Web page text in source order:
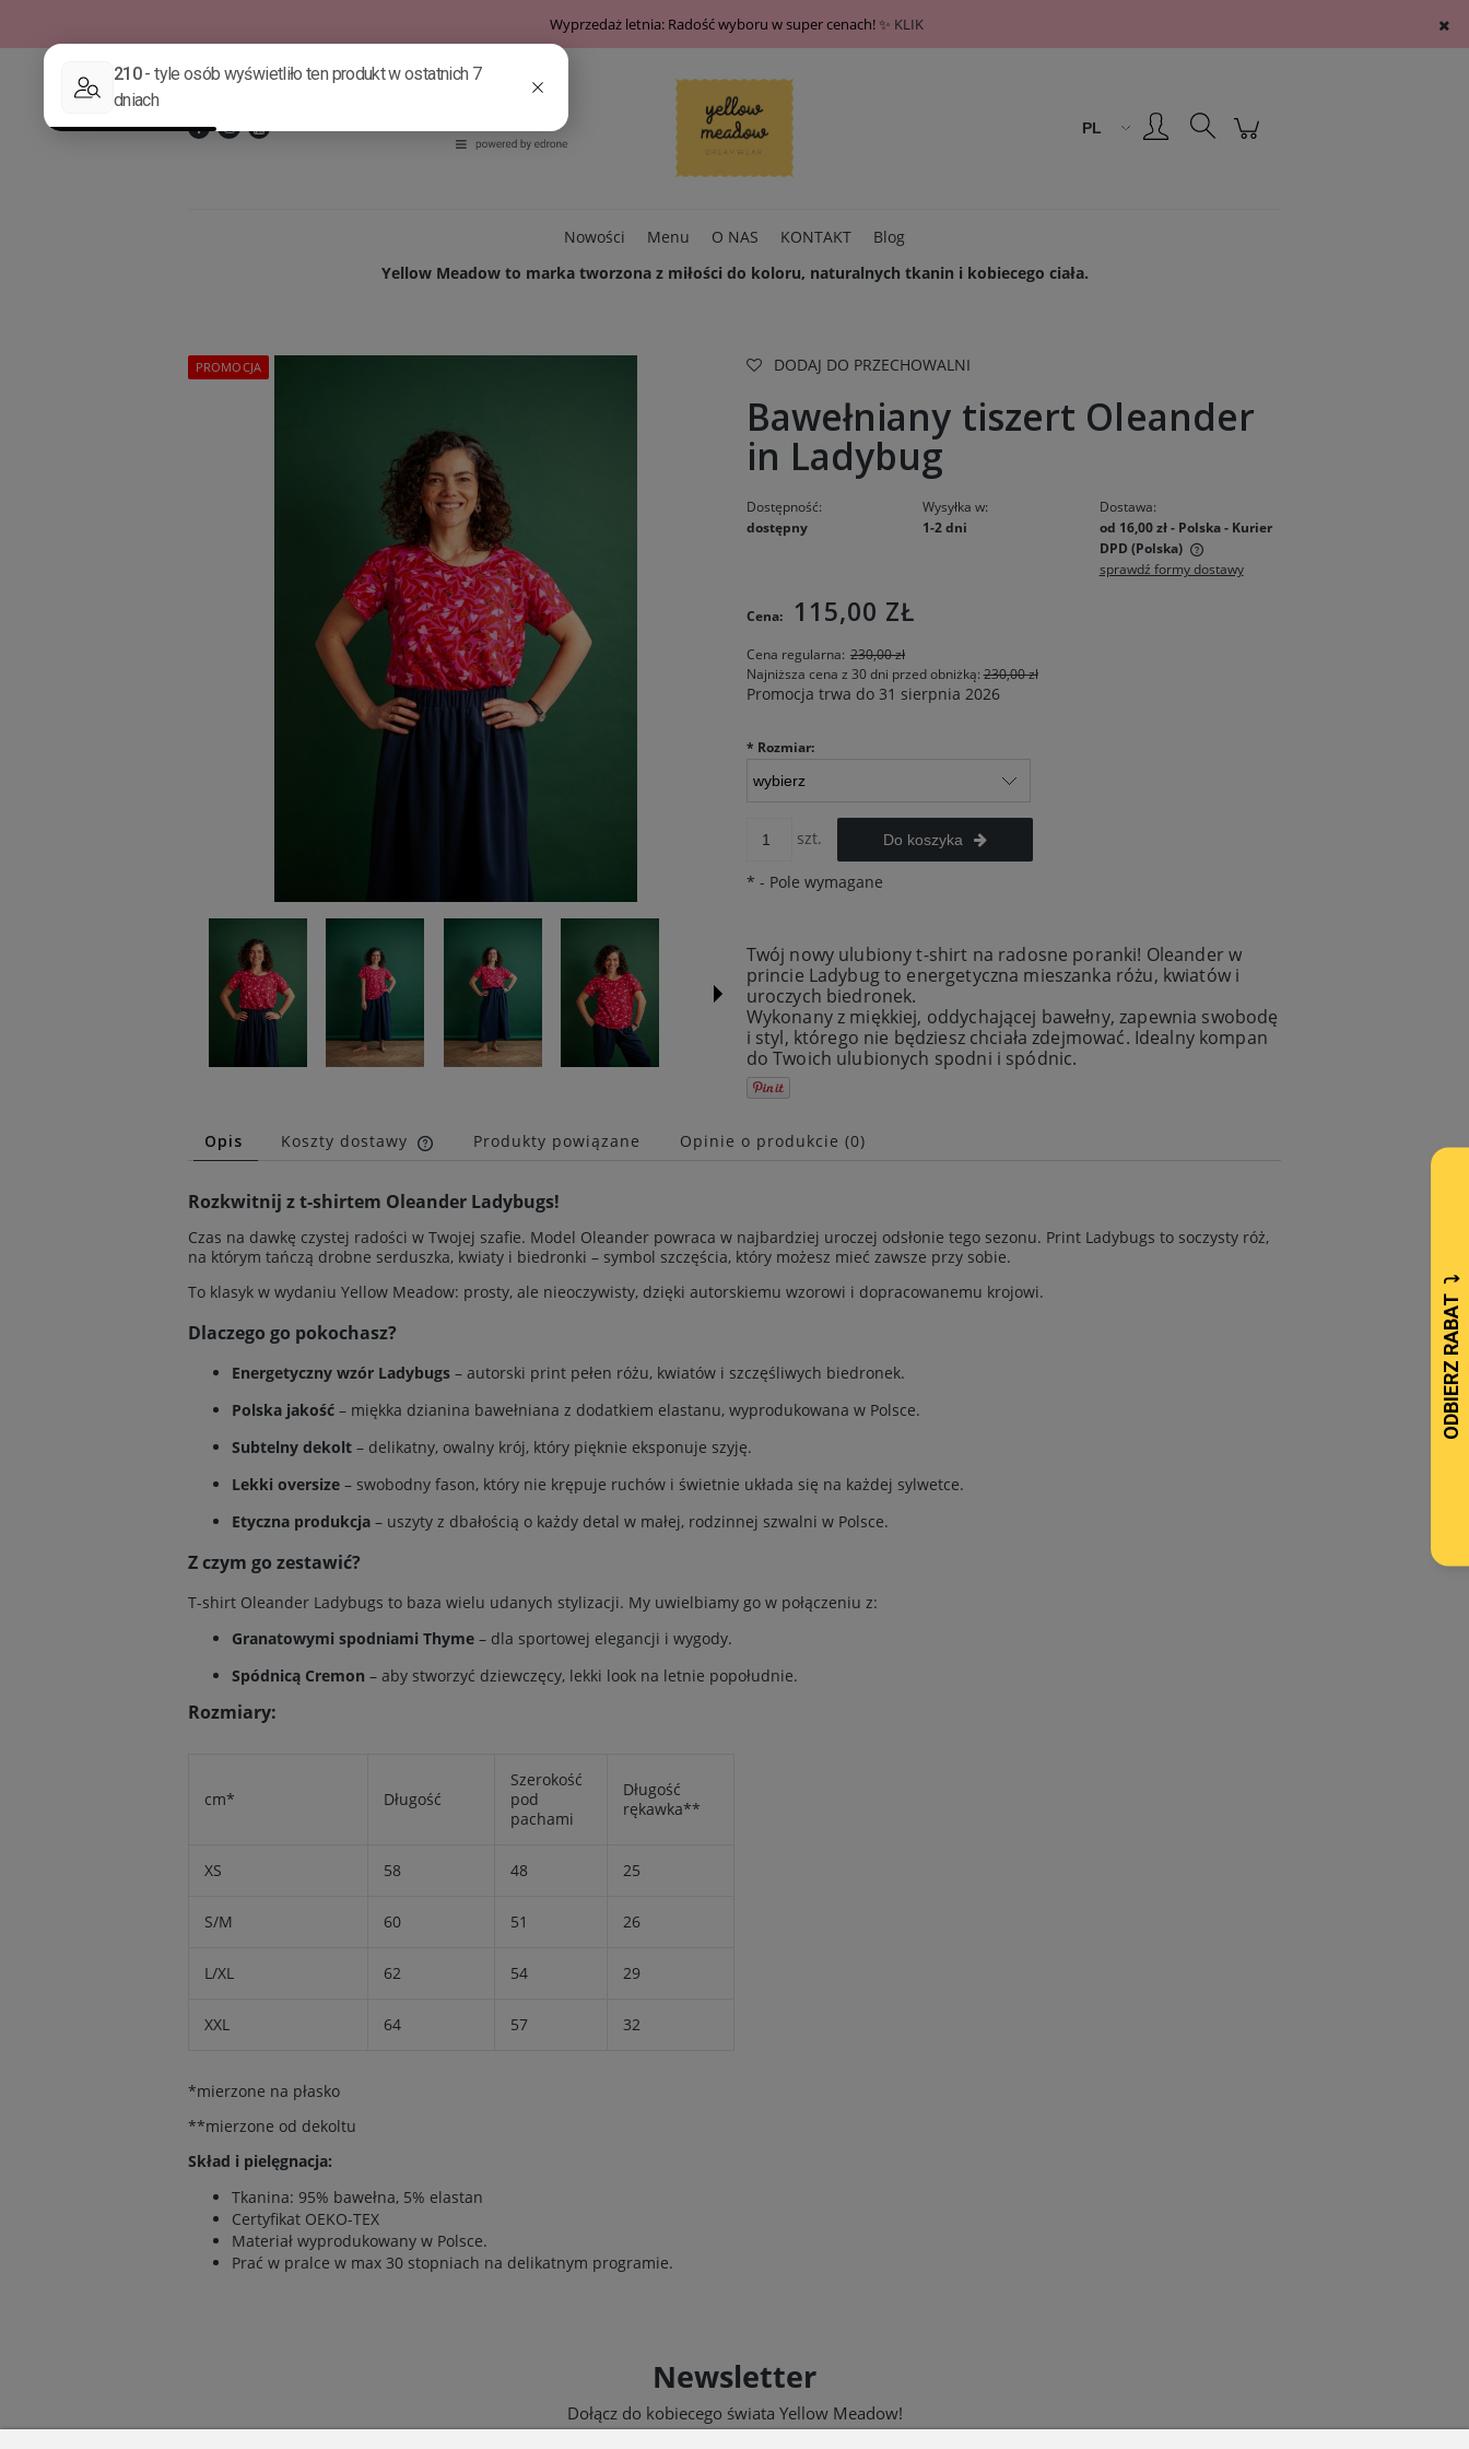
Wyprzedaż letnia: Radość wyboru w super cenach! ✨ KLIK
Nowości Menu O NAS KONTAKT
Blog
Yellow Meadow to marka tworzona z miłości do koloru, naturalnych tkanin i kobiecego ciała.
PROMOCJA DODAJ DO PRZECHOWALNI
Bawełniany tiszert Oleander
in Ladybug
Dostępność:
dostępny
Wysyłka w:
1-2 dni
Dostawa:
od 16,00 zł - Polska - Kurier
DPD (Polska)
kosztów płatności
sprawdź formy dostawy
Cena: 115,00 ZŁ
Cena regularna: 230,00 zł
Najniższa cena z 30 dni przed obniżką:230,00 zł
Promocja trwa do 31 sierpnia 2026
* Rozmiar:
szt. Do koszyka
* - Pole wymagane
Twój nowy ulubiony t-shirt na radosne poranki! Oleander w
princie Ladybug to energetyczna mieszanka różu, kwiatów i
uroczych biedronek.
Wykonany z miękkiej, oddychającej bawełny, zapewnia swobodę
i styl, którego nie będziesz chciała zdejmować. Idealny kompan
do Twoich ulubionych spodni i spódnic.
Opis Koszty dostawy
Cena nie zawiera ewentualnych
kosztów płatności
Produkty powiązane Opinie o produkcie (0)
Rozkwitnij z t-shirtem Oleander Ladybugs!
Czas na dawkę czystej radości w Twojej szafie. Model Oleander powraca w najbardziej uroczej odsłonie tego sezonu. Print Ladybugs to soczysty róż,
na którym tańczą drobne serduszka, kwiaty i biedronki – symbol szczęścia, który możesz mieć zawsze przy sobie.
To klasyk w wydaniu Yellow Meadow: prosty, ale nieoczywisty, dzięki autorskiemu wzorowi i dopracowanemu krojowi.
Dlaczego go pokochasz?
Energetyczny wzór Ladybugs – autorski print pełen różu, kwiatów i szczęśliwych biedronek.
Polska jakość – miękka dzianina bawełniana z dodatkiem elastanu, wyprodukowana w Polsce.
Subtelny dekolt – delikatny, owalny krój, który pięknie eksponuje szyję.
Lekki oversize – swobodny fason, który nie krępuje ruchów i świetnie układa się na każdej sylwetce.
Etyczna produkcja – uszyty z dbałością o każdy detal w małej, rodzinnej szwalni w Polsce.
Z czym go zestawić?
T-shirt Oleander Ladybugs to baza wielu udanych stylizacji. My uwielbiamy go w połączeniu z:
Granatowymi spodniami Thyme – dla sportowej elegancji i wygody.
Spódnicą Cremon – aby stworzyć dziewczęcy, lekki look na letnie popołudnie.
Rozmiary:
cm* Długość
Szerokość
pod
pachami
Długość
rękawka**
XS 58 48 25
S/M 60 51 26
L/XL 62 54 29
XXL 64 57 32
*mierzone na płasko
**mierzone od dekoltu
Skład i pielęgnacja:
Tkanina: 95% bawełna, 5% elastan
Certyfikat OEKO-TEX
Materiał wyprodukowany w Polsce.
Prać w pralce w max 30 stopniach na delikatnym programie.
Newsletter
Dołącz do kobiecego świata Yellow Meadow!